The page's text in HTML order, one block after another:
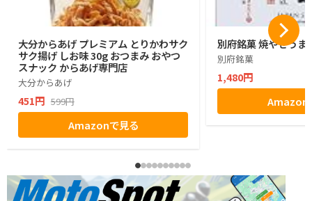
大分からあげ プレミアム とりかわサク
サク揚げ しお味 30g おつまみ おやつ
スナック からあげ専門店
大分からあげ
451円 599円
Amazonで見る
別府銘菓 焼やせうま
別府銘菓
1,480円
Amazon